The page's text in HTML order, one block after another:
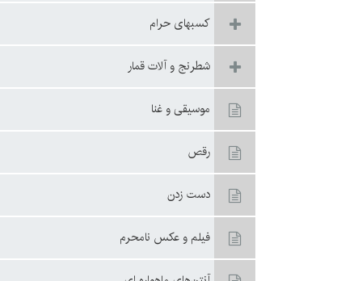
كسبهاى حرام
شطرنج و آلات قمار
موسيقى و غنا
رقص
دست زدن‏
فيلم و عکس نامحرم